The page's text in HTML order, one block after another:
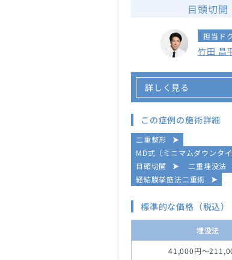
目頭切開
担当ド
竹田 昌
詳しく見る
この症例の施術詳細
二重整形
MD式（ミニマムダウンタイ
目頭切開
二重埋没法
経結膜挙筋法二重術
標準的な価格（税込）
埋没法
41,000円～